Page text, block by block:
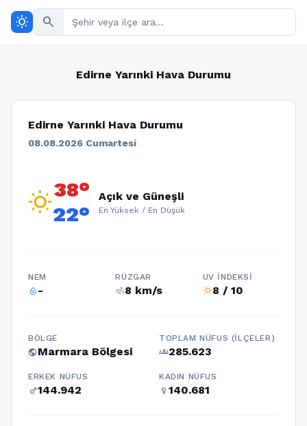
wb_sunny search
Edirne Yarınki Hava Durumu
Edirne Yarınki Hava Durumu
08.08.2026 Cumartesi
wb_sunny38°
22°
Açık ve Güneşli
En Yüksek / En Düşük
NEM
humidity_percentage-
RÜZGAR
air8 km/s
UV İNDEKSI
wb_sunny8 / 10
BÖLGE
publicMarmara Bölgesi
TOPLAM NÜFUS (İLÇELER)
groups285.623
ERKEK NÜFUS
male144.942
KADIN NÜFUS
female 140.681